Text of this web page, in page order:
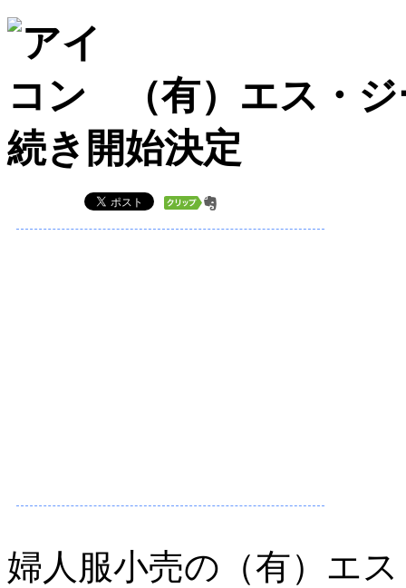
（有）エス・
続き開始決定
婦人服小売の（有）エ